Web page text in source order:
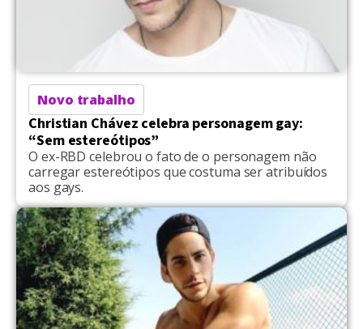
Novo trabalho
Christian Chávez celebra personagem gay:
“Sem estereótipos”
O ex-RBD celebrou o fato de o personagem não
carregar estereótipos que costuma ser atribuídos
aos gays.